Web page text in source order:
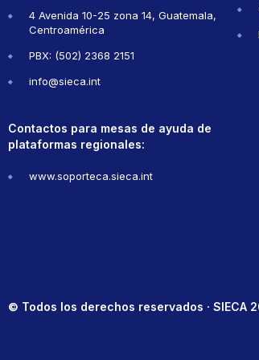
4 Avenida 10-25 zona 14, Guatemala,
Centroamérica
PBX: (502) 2368 2151
info@sieca.int
Contactos para mesas de ayuda de
plataformas regionales:
www.soporteca.sieca.int
© Todos los derechos reservados · SIECA